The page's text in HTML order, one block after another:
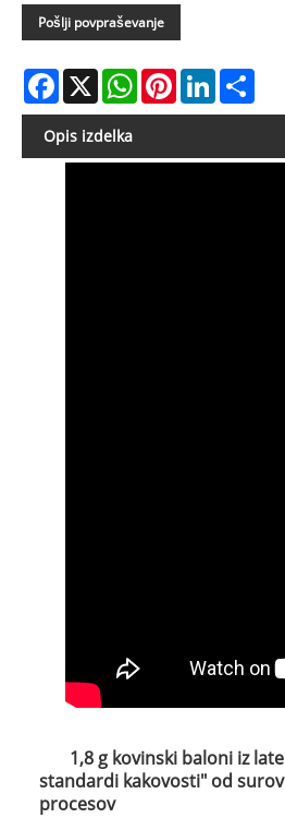
Pošlji povpraševanje
Facebook
X WhatsAppPinterestLinkedIn
Opis izdelka
1,8 g kovinski baloni iz
standardi kakovosti" od
procesov